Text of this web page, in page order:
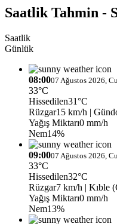
Saatlik Tahmin -
Saatlik
Günlük
08:0007 Ağustos 2026,
33°C
Hissedilen31°C
Rüzgar15 km/h |
Yağış Miktarı0 mm/h
Nem14%
09:0007 Ağustos 2026,
33°C
Hissedilen32°C
Rüzgar7 km/h | Kıble
Yağış Miktarı0 mm/h
Nem13%